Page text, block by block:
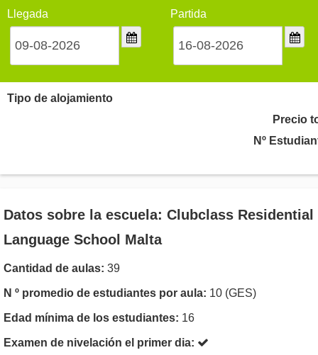
Llegada Partida
Tipo de alojamiento
Precio
Nº
Datos sobre la escuela: Clubclass Residential
Language School Malta
Cantidad de aulas: 39
N º promedio de estudiantes por aula: 10 (GES)
Edad mínima de los estudiantes: 16
Examen de nivelación el primer dia: